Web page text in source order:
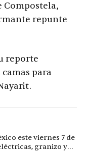
Compostela,
repunte
reporte
para
este viernes 7 de
granizo y